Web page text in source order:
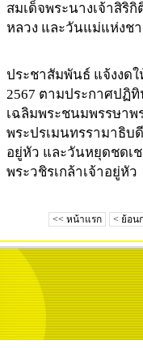
สมเด็จพระนางเจ้าสิริ
หลวง และวันแม่แห่งช
ประชาสัมพันธ์ แจ้งงดใ
2567 ตามประกาศปฏิ
เฉลิมพระชนมพรรษาพ
พระปรเมนทรรามาธิบ
อยู่หัว และวันหยุดชดเ
พระวชิรเกล้าเจ้าอยู่หัว
<< หน้าแรก < ย้อน